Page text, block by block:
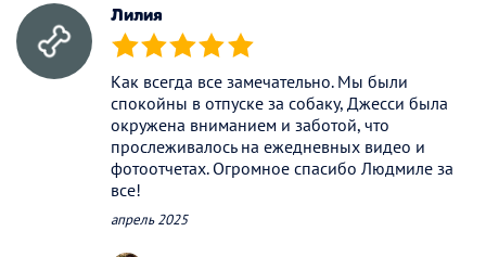
Лилия
(*) (*) (*) (*) (*)
Как всегда все замечательно. Мы были
спокойны в отпуске за собаку, Джесси была
окружена вниманием и заботой, что
прослеживалось на ежедневных видео и
фотоотчетах. Огромное спасибо Людмиле за
все!
апрель 2025